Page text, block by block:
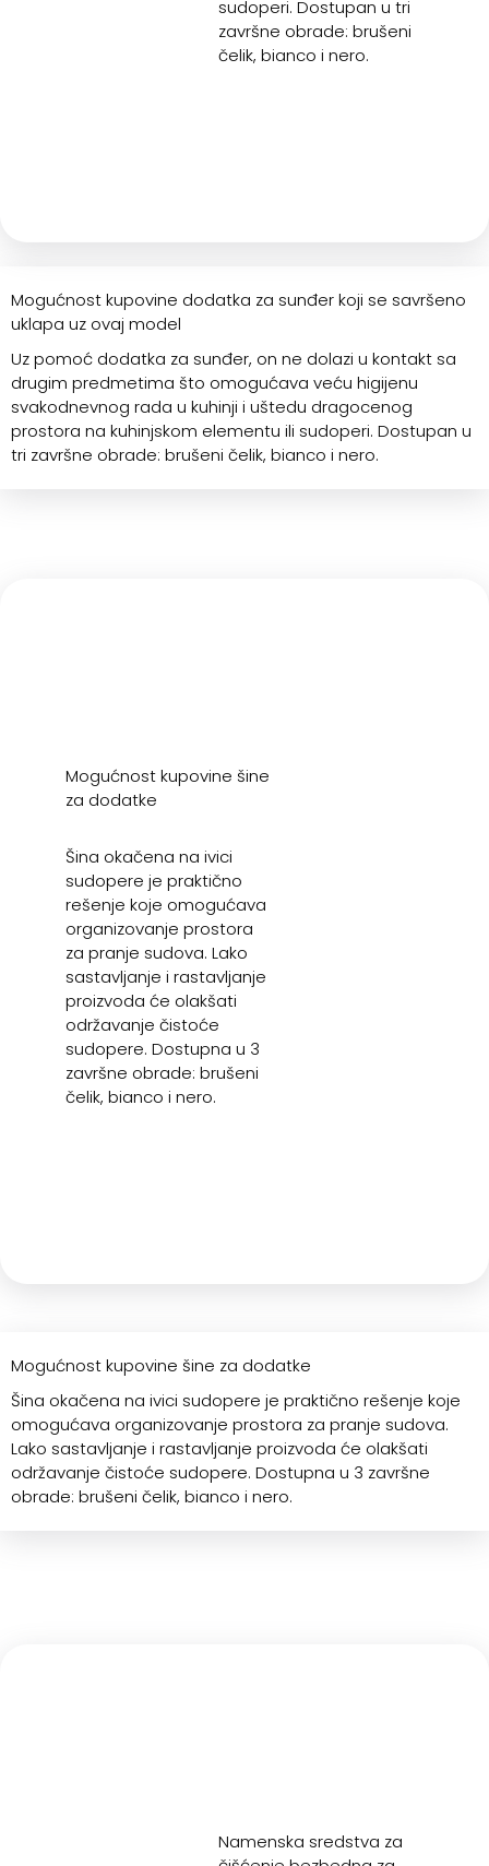
sudoperi. Dostupan u tri
završne obrade: brušeni
čelik, bianco i nero.
Mogućnost kupovine dodatka za sunđer koji se savršeno
uklapa uz ovaj model
Uz pomoć dodatka za sunđer, on ne dolazi u kontakt sa
drugim predmetima što omogućava veću higijenu
svakodnevnog rada u kuhinji i uštedu dragocenog
prostora na kuhinjskom elementu ili sudoperi. Dostupan u
tri završne obrade: brušeni čelik, bianco i nero.
Mogućnost kupovine šine
za dodatke
Šina okačena na ivici
sudopere je praktično
rešenje koje omogućava
organizovanje prostora
za pranje sudova. Lako
sastavljanje i rastavljanje
proizvoda će olakšati
održavanje čistoće
sudopere. Dostupna u 3
završne obrade: brušeni
čelik, bianco i nero.
Mogućnost kupovine šine za dodatke
Šina okačena na ivici sudopere je praktično rešenje koje
omogućava organizovanje prostora za pranje sudova.
Lako sastavljanje i rastavljanje proizvoda će olakšati
održavanje čistoće sudopere. Dostupna u 3 završne
obrade: brušeni čelik, bianco i nero.
Namenska sredstva za